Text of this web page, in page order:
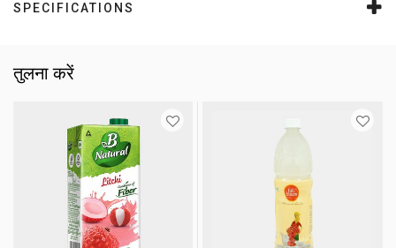
SPECIFICATIONS
तुलना करें